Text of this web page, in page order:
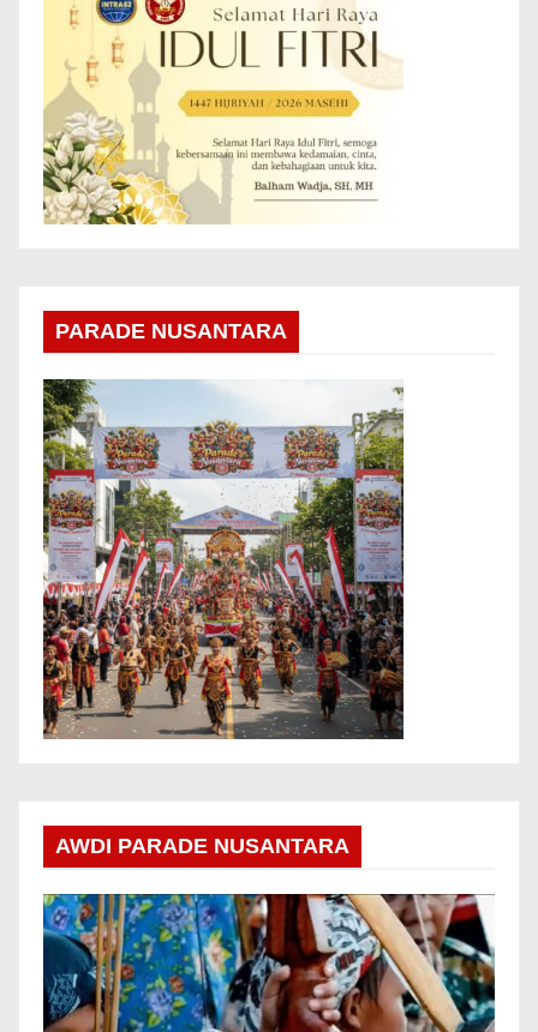
PARADE NUSANTARA
AWDI PARADE NUSANTARA